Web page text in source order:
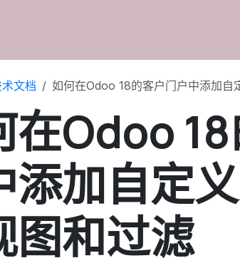
文档 如何在Odoo 18的客户门户中添加自
在Odoo
添加自定
图和过滤